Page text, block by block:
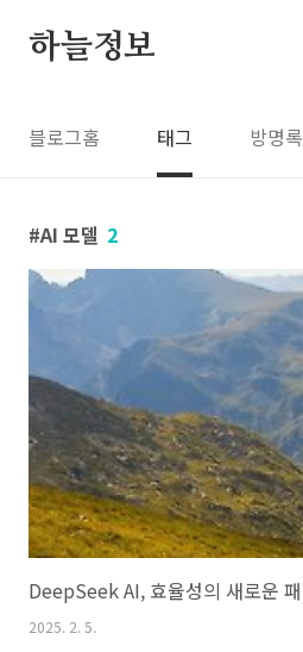
하늘정보
블로그홈 태그 방명록
AI 모델 2
2025. 2. 5.